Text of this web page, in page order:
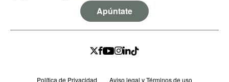
Apúntate
Política de Privacidad Aviso legal y Términos de uso